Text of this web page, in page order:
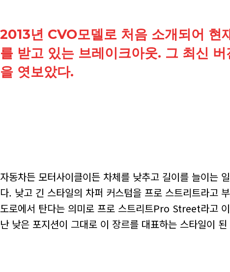
2013년 CVO모델로 처음 소개되어 현
를 받고 있는 브레이크아웃. 그 최신
을 엿보았다.
자동차든 모터사이클이든 차체를 낮추고 길이를 늘이는
다. 낮고 긴 스타일의 차퍼 커스텀을 프로 스트리트라
도로에서 탄다는 의미로 프로 스트리트Pro Street라고
난 낮은 포지션이 그대로 이 장르를 대표하는 스타일이 된